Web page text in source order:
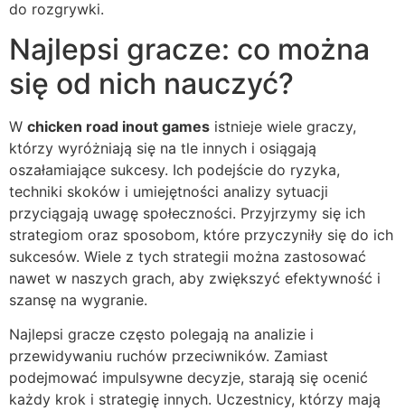
do rozgrywki.
Najlepsi gracze: co można
się od nich nauczyć?
W chicken road inout games istnieje wiele graczy,
którzy wyróżniają się na tle innych i osiągają
oszałamiające sukcesy. Ich podejście do ryzyka,
techniki skoków i umiejętności analizy sytuacji
przyciągają uwagę społeczności. Przyjrzymy się ich
strategiom oraz sposobom, które przyczyniły się do ich
sukcesów. Wiele z tych strategii można zastosować
nawet w naszych grach, aby zwiększyć efektywność i
szansę na wygranie.
Najlepsi gracze często polegają na analizie i
przewidywaniu ruchów przeciwników. Zamiast
podejmować impulsywne decyzje, starają się ocenić
każdy krok i strategię innych. Uczestnicy, którzy mają